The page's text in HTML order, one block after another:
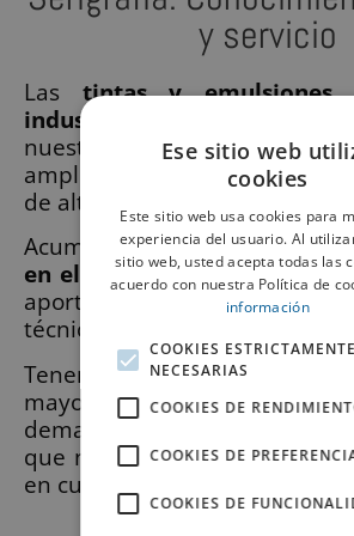
y servicio
Las tintas y emulsiones
industrial Sericol de
nuestra oferta principal
ampliada con otros
de alta calidad.
Acumulamosmás de 30 años
en el sector de la
aportando soluciones y
técnico a nuestros clientes.
Tenemos unstock
mayoría de las tintas y
demanda apoyados en un
que nos permiteentregar
en cualquier punto de España.
Ese sitio web
cookies
Este sitio web usa cookies para
experiencia del usuario. Al
sitio web, usted acepta todas las
acuerdo con nuestra Política de
información
COOKIES ESTRICTAMENTE
NECESARIAS
COOKIES DE
COOKIES DE
COOKIES DE